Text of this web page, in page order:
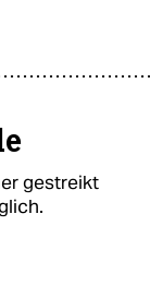
gestreikt